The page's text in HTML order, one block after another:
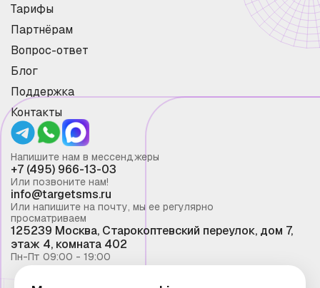
Тарифы
Партнёрам
Вопрос-ответ
Блог
Поддержка
Контакты
Напишите нам в мессенджеры
+7 (495) 966-13-03
Или позвоните нам!
info@targetsms.ru
Или напишите на почту, мы ее регулярно
просматриваем
125239 Москва, Старокоптевский переулок, дом 7,
этаж 4, комната 402
Пн-Пт 09:00 - 19:00